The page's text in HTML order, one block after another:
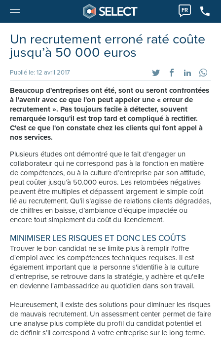
FR
Un recrutement erroné raté coûte
jusqu’à 50 000 euros
Publié le: 12 avril 2017
Beaucoup d'entreprises ont été, sont ou seront confrontées
à l'avenir avec ce que l'on peut appeler une « erreur de
recrutement ». Pas toujours facile à détecter, souvent
remarquée lorsqu'il est trop tard et compliqué à rectifier.
C'est ce que l'on constate chez les clients qui font appel à
nos services.
Plusieurs études ont démontré que le fait d’engager un
collaborateur qui ne correspond pas à la fonction en matière
de compétences, ou à la culture d’entreprise par son attitude,
peut coûter jusqu’à 50.000 euros. Les retombées négatives
peuvent être multiples et dépassent largement le simple coût
lié au recrutement. Qu’il s’agisse de relations clients dégradées,
de chiffres en baisse, d’ambiance d’équipe impactée ou
encore tout simplement du coût du licenciement.
MINIMISER LES RISQUES ET DONC LES COÛTS
Trouver le bon candidat ne se limite plus à remplir l'offre
d'emploi avec les compétences techniques requises. Il est
également important que la personne s'identifie à la culture
d'entreprise, se retrouve dans la stratégie, y adhère et qu'elle
en devienne l'ambassadrice au quotidien dans son travail.
Heureusement, il existe des solutions pour diminuer les risques
de mauvais recrutement. Un assessment center permet de faire
une analyse plus complète du profil du candidat potentiel et
de définir s’il correspond à votre entreprise sur le long terme.